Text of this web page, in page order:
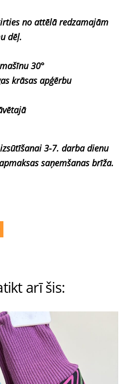
no attēlā redzamajām
dēļ.
30°
krāsas apģērbu
3-7. darba dienu
saņemšanas brīža.
arī šis: